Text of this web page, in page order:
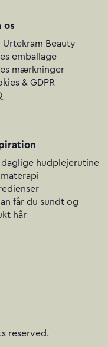
os
Urtekram Beauty
emballage
mærkninger
& GDPR
daglige hudplejerutine
får du sundt og
hår
reserved.